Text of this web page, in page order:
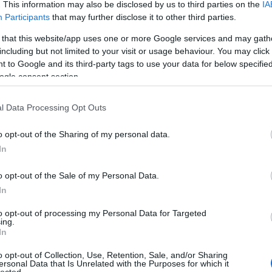
This information may also be disclosed by us to third parties on the
Participants that may further disclose it to other third parties.
that this website/app uses one or more Google services and may
but not limited to your visit or usage behaviour. You may
to Google and its third-party tags to use your data for below
consent section.
Data Processing Opt Outs
opt-out of the Sharing of my personal data.
opt-out of the Sale of my Personal Data.
opt-out of processing my Personal Data for Targeted
opt-out of Collection, Use, Retention, Sale, and/or Sharing
Data that Is Unrelated with the Purposes for which it
pillanata. Belénk égtek a pillanatok:
rázza a haját a szinti mögött, ahogy Dave a
kimegy oldalt az oldalsó páholyban ülőkhöz,
hogy majdnem leszakad az emelet; majd pedig a
szájából, miközben a szerencsés első sorral
agyon az őrjöngő rajongók... Ez viszont egy